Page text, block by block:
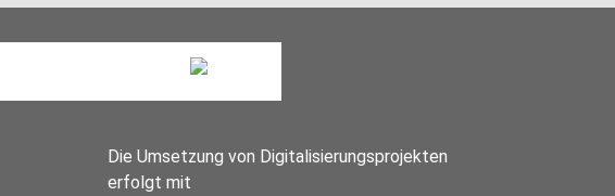
Die Umsetzung von Digitalisierungsprojekten
erfolgt mit